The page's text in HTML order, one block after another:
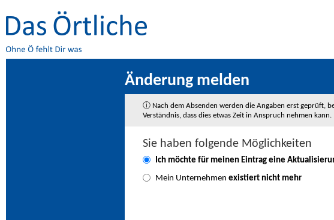
Änderung melden
ⓘ Nach dem Absenden werden die Angaben erst geprüft,
Verständnis, dass dies etwas Zeit in Anspruch nehmen kann.
Sie haben folgende Möglichkeiten
Ich möchte für meinen Eintrag eine
Mein Unternehmen existiert nicht mehr